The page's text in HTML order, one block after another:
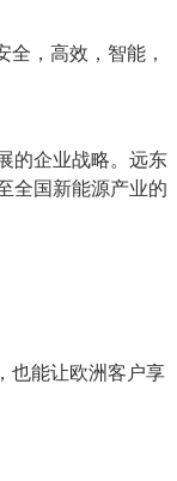
，高效，智能，
的企业战略。远东
全国新能源产业的
也能让欧洲客户享